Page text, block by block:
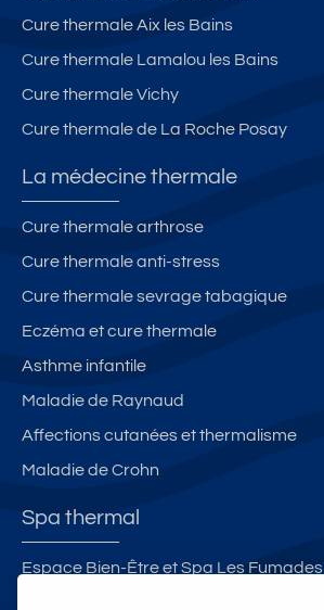
Cure thermale Aix les Bains
Cure thermale Lamalou les Bains
Cure thermale Vichy
Cure thermale de La Roche Posay
La médecine thermale
Cure thermale arthrose
Cure thermale anti-stress
Cure thermale sevrage tabagique
Eczéma et cure thermale
Asthme infantile
Maladie de Raynaud
Affections cutanées et thermalisme
Maladie de Crohn
Spa thermal
Espace Bien-Être et Spa Les Fumades